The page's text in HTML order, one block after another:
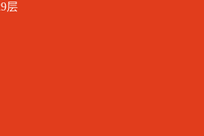
层